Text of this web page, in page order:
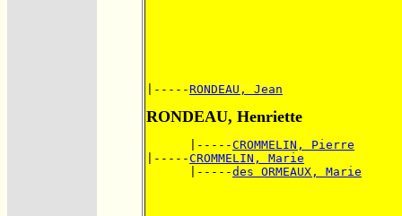
|-----RONDEAU, Jean
RONDEAU, Henriette
      |-----
CROMMELIN, Pierre
|-----CROMMELIN, Marie
      |-----
des ORMEAUX, Marie